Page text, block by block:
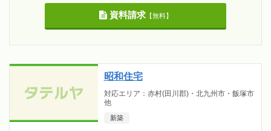
資料請求【無料】
昭和住宅
対応エリア：赤村(田川郡)・北九州市・飯塚市
他
新築